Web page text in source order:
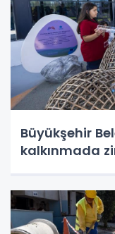
Büyükşehir
kalkınmada